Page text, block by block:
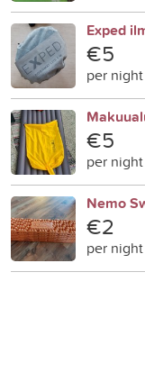
Exped
€5
per night
€5
per night
Nemo
€2
per night